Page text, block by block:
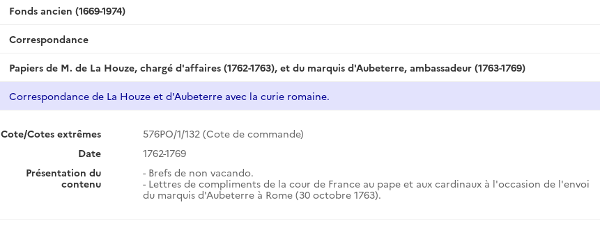
Fonds ancien (1669-1974)
Correspondance
Papiers de M. de La Houze, chargé d'affaires (1762-1763), et du marquis d'Aubeterre, ambassadeur (1763-1769)
Correspondance de La Houze et d'Aubeterre avec la curie romaine.
Cote/Cotes extrêmes
576PO/1/132 (Cote de commande)
Date
1762-1769
Présentation du
contenu
- Brefs de non vacando.
- Lettres de compliments de la cour de France au pape et aux cardinaux à l'occasion de l'envoi
du marquis d'Aubeterre à Rome (30 octobre 1763).